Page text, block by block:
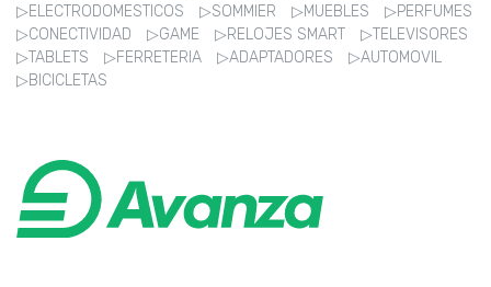
▷ELECTRODOMESTICOS
▷SOMMIER ▷MUEBLES
▷PERFUMES
▷CONECTIVIDAD
▷GAME ▷RELOJES SMART
▷TELEVISORES
▷TABLETS
▷FERRETERIA ▷ADAPTADORES
▷AUTOMOVIL
▷BICICLETAS